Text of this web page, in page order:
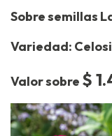
Sobre semillas
Variedad:
Valor sobre $